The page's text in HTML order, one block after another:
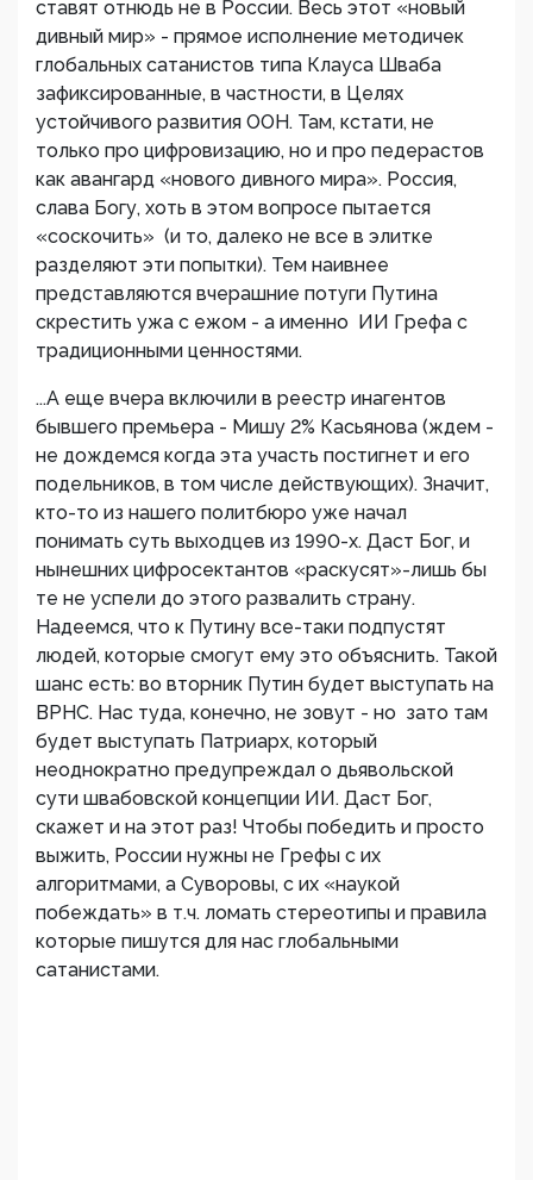
ставят отнюдь не в России. Весь этот «новый
дивный мир» - прямое исполнение методичек
глобальных сатанистов типа Клауса Шваба
зафиксированные, в частности, в Целях
устойчивого развития ООН. Там, кстати, не
только про цифровизацию, но и про педерастов
как авангард «нового дивного мира». Россия,
слава Богу, хоть в этом вопросе пытается
«соскочить» (и то, далеко не все в элитке
разделяют эти попытки). Тем наивнее
представляются вчерашние потуги Путина
скрестить ужа с ежом - а именно ИИ Грефа с
традиционными ценностями.
...А еще вчера включили в реестр инагентов
бывшего премьера - Мишу 2% Касьянова (ждем -
не дождемся когда эта участь постигнет и его
подельников, в том числе действующих). Значит,
кто-то из нашего политбюро уже начал
понимать суть выходцев из 1990-х. Даст Бог, и
нынешних цифросектантов «раскусят»-лишь бы
те не успели до этого развалить страну.
Надеемся, что к Путину все-таки подпустят
людей, которые смогут ему это объяснить. Такой
шанс есть: во вторник Путин будет выступать на
ВРНС. Нас туда, конечно, не зовут - но зато там
будет выступать Патриарх, который
неоднократно предупреждал о дьявольской
сути швабовской концепции ИИ. Даст Бог,
скажет и на этот раз! Чтобы победить и просто
выжить, России нужны не Грефы с их
алгоритмами, а Суворовы, с их «наукой
побеждать» в т.ч. ломать стереотипы и правила
которые пишутся для нас глобальными
сатанистами.